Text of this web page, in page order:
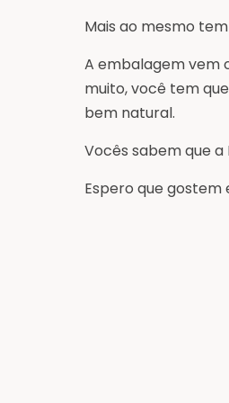
Mais ao mesmo
A embalagem vem
muito, você tem
bem natural.
Vocês sabem que
Espero que gostem